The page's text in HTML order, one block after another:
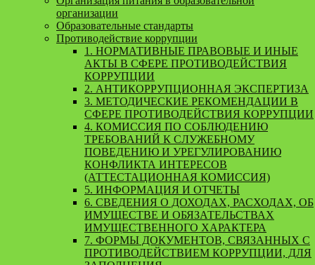
организации
Образовательные стандарты
Противодействие коррупции
1. НОРМАТИВНЫЕ ПРАВОВЫЕ И ИНЫЕ
АКТЫ В СФЕРЕ ПРОТИВОДЕЙСТВИЯ
КОРРУПЦИИ
2. АНТИКОРРУПЦИОННАЯ ЭКСПЕРТИЗА
3. МЕТОДИЧЕСКИЕ РЕКОМЕНДАЦИИ В
СФЕРЕ ПРОТИВОДЕЙСТВИЯ КОРРУПЦИИ
4. КОМИССИЯ ПО СОБЛЮДЕНИЮ
ТРЕБОВАНИЙ К СЛУЖЕБНОМУ
ПОВЕДЕНИЮ И УРЕГУЛИРОВАНИЮ
КОНФЛИКТА ИНТЕРЕСОВ
(АТТЕСТАЦИОННАЯ КОМИССИЯ)
5. ИНФОРМАЦИЯ И ОТЧЕТЫ
6. СВЕДЕНИЯ О ДОХОДАХ, РАСХОДАХ, ОБ
ИМУЩЕСТВЕ И ОБЯЗАТЕЛЬСТВАХ
ИМУЩЕСТВЕННОГО ХАРАКТЕРА
7. ФОРМЫ ДОКУМЕНТОВ, СВЯЗАННЫХ С
ПРОТИВОДЕЙСТВИЕМ КОРРУПЦИИ, ДЛЯ